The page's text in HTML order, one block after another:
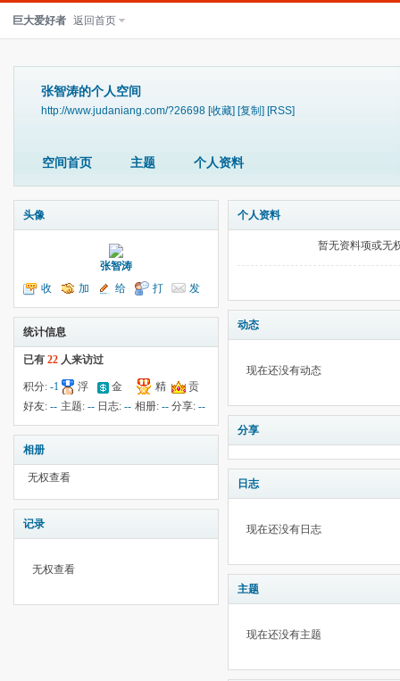
巨大爱好者 返回首页
张智涛的个人空间
http://www.judaniang.com/?26698 [收藏] [复制] [RSS]
空间首页 主题 个人资料
头像
张智涛
收
听TA
加
为好友
给
我留言
打
个招呼
发
送消息
统计信息
已有 22 人来访过
积分: -1
浮
云:
金
钱:2
精
华:--
贡
献:--
好友: -- 主题: -- 日志:-- 相册: -- 分享:--
相册
无权查看
记录
无权查看
个人资料
暂无资料项或无
动态
现在还没有动态
分享
日志
现在还没有日志
主题
现在还没有主题